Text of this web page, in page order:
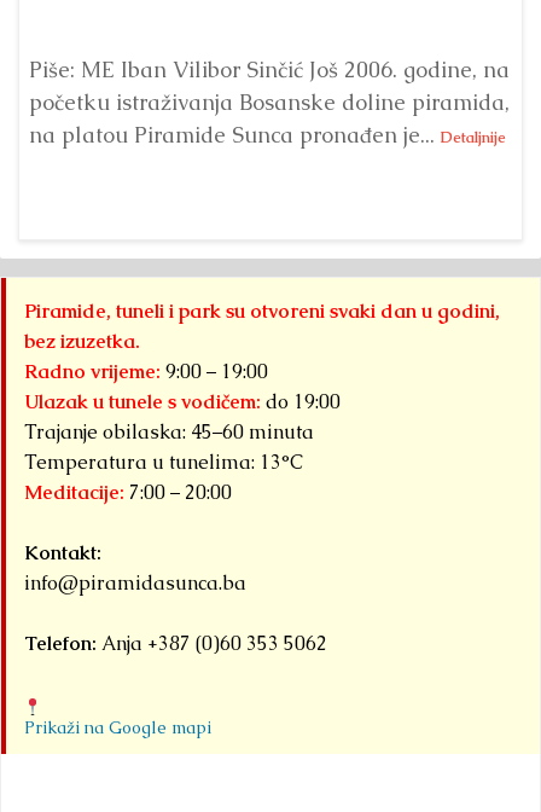
Piše: ME Iban Vilibor Sinčić Još 2006. godine, na
početku istraživanja Bosanske doline piramida,
na platou Piramide Sunca pronađen je... Detaljnije
Piramide, tuneli i park su otvoreni svaki dan u godini,
bez izuzetka.
Radno vrijeme: 9:00 – 19:00
Ulazak u tunele s vodičem: do 19:00
Trajanje obilaska: 45–60 minuta
Temperatura u tunelima: 13°C
Meditacije: 7:00 – 20:00
Kontakt:
info@piramidasunca.ba
Telefon: Anja +387 (0)60 353 5062
Prikaži na Google mapi